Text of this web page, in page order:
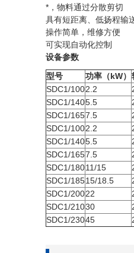
*，物料通过分散剪切
具有短距离、低扬程输
操作简单，维修方便
可实现自动化控制
设备参数
型号
功率（kW）
SDC1/1002.2
SDC1/1405.5
SDC1/1657.5
SDC1/1002.2
SDC1/1405.5
SDC1/1657.5
SDC1/18011/15
SDC1/18515/18.5
SDC1/20022
SDC1/21030
SDC1/23045